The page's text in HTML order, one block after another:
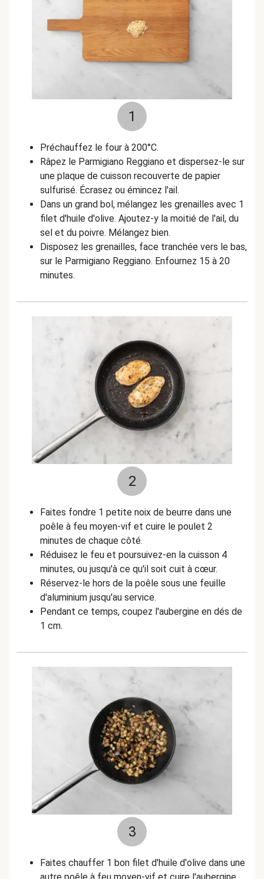
1
Préchauffez le four à 200°C.
Râpez le Parmigiano Reggiano et dispersez-le sur
une plaque de cuisson recouverte de papier
sulfurisé. Écrasez ou émincez l'ail.
Dans un grand bol, mélangez les grenailles avec 1
filet d'huile d'olive. Ajoutez-y la moitié de l'ail, du
sel et du poivre. Mélangez bien.
Disposez les grenailles, face tranchée vers le bas,
sur le Parmigiano Reggiano. Enfournez 15 à 20
minutes.
2
Faites fondre 1 petite noix de beurre dans une
poêle à feu moyen-vif et cuire le poulet 2
minutes de chaque côté.
Réduisez le feu et poursuivez-en la cuisson 4
minutes, ou jusqu'à ce qu'il soit cuit à cœur.
Réservez-le hors de la poêle sous une feuille
d'aluminium jusqu'au service.
Pendant ce temps, coupez l'aubergine en dés de
1 cm.
3
Faites chauffer 1 bon filet d'huile d'olive dans une